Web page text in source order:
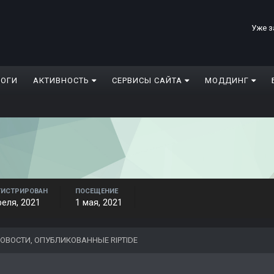
Уже
АКТИВНОСТЬ СЕРВИСЫ САЙТА МОДДИНГ
2021
ПОСЕЩЕНИЕ
1 мая, 2021
ОПУБЛИКОВАННЫЕ RIPTIDE